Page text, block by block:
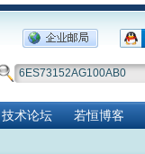
技术论坛 若恒博客